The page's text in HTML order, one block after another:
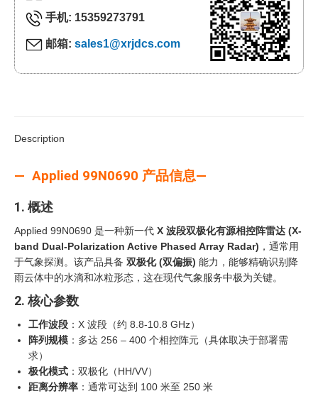
手机: 15359273791
邮箱: sales1@xrjdcs.com
Description
— Applied 99N0690 产品信息—
1. 概述
Applied 99N0690 是一种新一代 X 波段双极化有源相控阵雷达 (X-
band Dual-Polarization Active Phased Array Radar) ，通常用
于气象探测。该产品具备 双极化 (双偏振) 能力，能够精确识别降
雨云体中的水滴和冰粒形态，这在现代气象服务中极为关键。
2. 核心参数
工作波段 ：X 波段（约 8.8-10.8 GHz）
阵列规模 ：多达 256 – 400 个相控阵元（具体取决于部署需
求）
极化模式 ：双极化（HH/VV）
距离分辨率 ：通常可达到 100 米至 250 米